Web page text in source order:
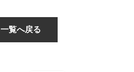
一覧へ戻る